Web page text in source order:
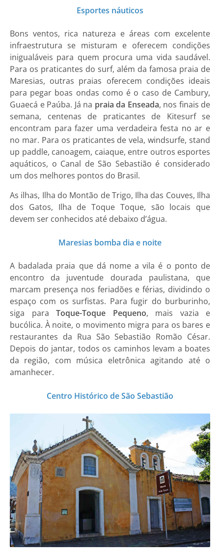
Esportes náuticos
Bons ventos, rica natureza e áreas com excelente
infraestrutura se misturam e oferecem condições
inigualáveis para quem procura uma vida saudável.
Para os praticantes do surf, além da famosa praia de
Maresias, outras praias oferecem condições ideais
para pegar boas ondas como é o caso de Cambury,
Guaecá e Paúba. Já na praia da Enseada, nos finais de
semana, centenas de praticantes de Kitesurf se
encontram para fazer uma verdadeira festa no ar e
no mar. Para os praticantes de vela, windsurfe, stand
up paddle, canoagem, caiaque, entre outros esportes
aquáticos, o Canal de São Sebastião é considerado
um dos melhores pontos do Brasil.
As ilhas, Ilha do Montão de Trigo, Ilha das Couves, Ilha
dos Gatos, Ilha de Toque Toque, são locais que
devem ser conhecidos até debaixo d’água.
Maresias bomba dia e noite
A badalada praia que dá nome a vila é o ponto de
encontro da juventude dourada paulistana, que
marcam presença nos feriadões e férias, dividindo o
espaço com os surfistas. Para fugir do burburinho,
siga para Toque-Toque Pequeno, mais vazia e
bucólica. À noite, o movimento migra para os bares e
restaurantes da Rua São Sebastião Romão César.
Depois do jantar, todos os caminhos levam a boates
da região, com música eletrônica agitando até o
amanhecer.
Centro Histórico de São Sebastião